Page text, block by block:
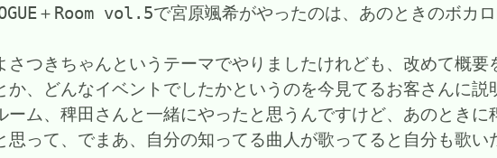
＋Room vol.5で宮原颯希がやったのは、あのときのボカロ
さつきちゃんというテーマでやりましたけれども、改めて概
か、どんなイベントでしたかというのを今見てるお客さんに説
ーム、稗田さんと一緒にやったと思うんですけど、あのときに
って、でまあ、自分の知ってる曲人が歌ってると自分も歌い